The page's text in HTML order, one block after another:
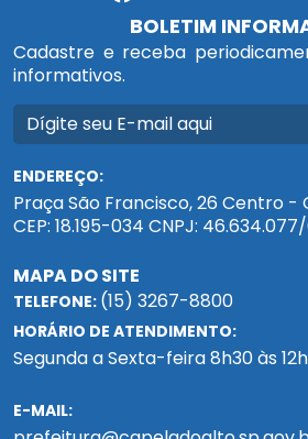
BOLETIM
Cadastre e receba
informativos.
ENDEREÇO:
Praça São Francisco, 26 Centro -
CEP: 18.195-034 CNPJ:
MAPA DO SITE
TELEFONE: (15) 3267-8800
HORÁRIO DE ATENDIMENTO:
Segunda a Sexta-feira 8h30 às
E-MAIL: